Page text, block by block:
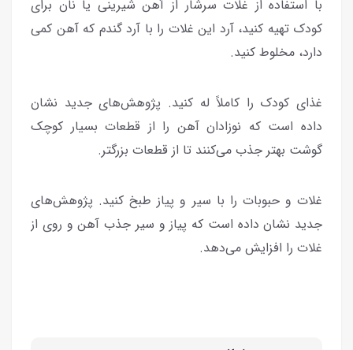
با استفاده از غلات سرشار از آهن شیرینی یا نان برای
کودک تهیه کنید، آرد این غلات را با آرد گندم که آهن کمی
دارد، مخلوط کنید.
غذای کودک را کاملاً له کنید. پژوهش‌های جدید نشان
داده است که نوزادان آهن را از قطعات بسیار کوچک
گوشت بهتر جذب می‌کنند تا از قطعات بزرگتر.
غلات و حبوبات را با سیر و پیاز طبخ کنید. پژوهش‌های
جدید نشان داده است که پیاز و سیر جذب آهن و روی از
غلات را افزایش می‌دهد.